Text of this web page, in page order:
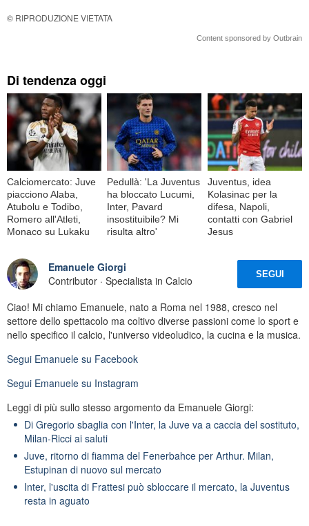
© RIPRODUZIONE VIETATA
Content sponsored by Outbrain
Di tendenza oggi
Calciomercato: Juve
piacciono Alaba,
Atubolu e Todibo,
Romero all'Atleti,
Monaco su Lukaku
Pedullà: 'La Juventus
ha bloccato Lucumi,
Inter, Pavard
insostituibile? Mi
risulta altro'
Juventus, idea
Kolasinac per la
difesa, Napoli,
contatti con Gabriel
Jesus
Emanuele Giorgi
Contributor · Specialista in Calcio
SEGUI
Ciao! Mi chiamo Emanuele, nato a Roma nel 1988, cresco nel
settore dello spettacolo ma coltivo diverse passioni come lo sport e
nello specifico il calcio, l'universo videoludico, la cucina e la musica.
Segui Emanuele su Facebook
Segui Emanuele su Instagram
Leggi di più sullo stesso argomento da Emanuele Giorgi:
Di Gregorio sbaglia con l'Inter, la Juve va a caccia del sostituto,
Milan-Ricci ai saluti
Juve, ritorno di fiamma del Fenerbahce per Arthur. Milan,
Estupinan di nuovo sul mercato
Inter, l'uscita di Frattesi può sbloccare il mercato, la Juventus
resta in aguato